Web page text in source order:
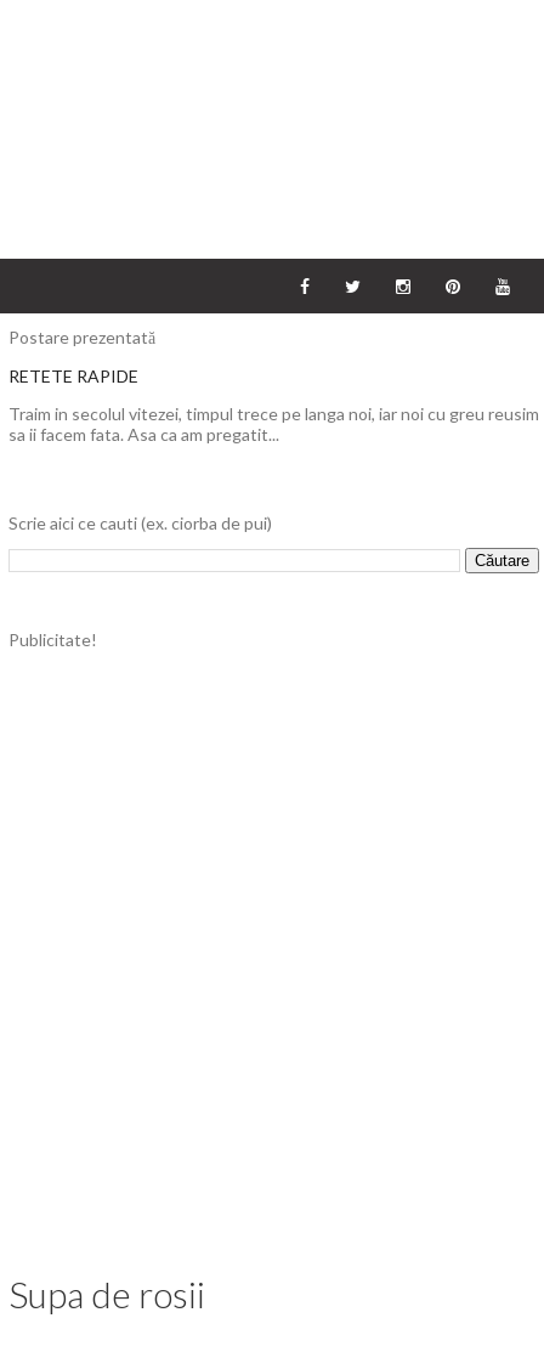
Postare prezentată
RETETE RAPIDE
Traim in secolul vitezei, timpul trece pe langa noi, iar noi cu greu reusim
sa ii facem fata. Asa ca am pregatit...
Scrie aici ce cauti (ex. ciorba de pui)
Publicitate!
Supa de rosii